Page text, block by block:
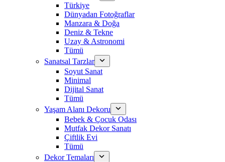
Türkiye
Dünyadan Fotoğraflar
Manzara & Doğa
Deniz & Tekne
Uzay & Astronomi
Tümü
Sanatsal Tarzlar
Soyut Sanat
Minimal
Dijital Sanat
Tümü
Yaşam Alanı Dekoru
Bebek & Çocuk Odası
Mutfak Dekor Sanatı
Çiftlik Evi
Tümü
Dekor Temaları